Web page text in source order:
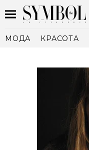
МОДА КРАСОТА